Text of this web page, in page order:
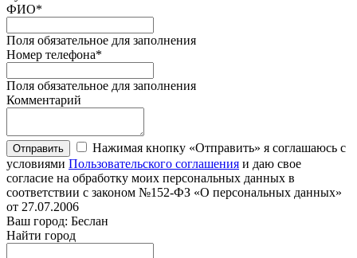
ФИО*
Поля обязательное для заполнения
Номер телефона*
Поля обязательное для заполнения
Комментарий
Отправить
Нажимая кнопку «Отправить» я соглашаюсь с
условиями Пользовательского соглашения и даю свое
согласие на обработку моих персональных данных в
соответствии с законом №152-ФЗ «О персональных данных»
от 27.07.2006
Ваш город: Беслан
Найти город